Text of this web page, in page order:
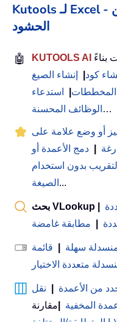
Kutools لـ Excel - يساعدك على التميز بين
الحشود
🤖
بناءً
كود
إنشاء الصيغ
المخططات
استدعاء
الوظائف المحسنة …
أو وضع علامة على
دمج الأعمدة أو
التقريب بدون استخدام
الصيغة ...
مطابقة غامضة
سهلة
قائمة
متعددة الاختيار
من الأعمدة
نقل
المخفية
مقارنة